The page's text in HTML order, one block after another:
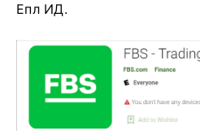
Епл ИД.